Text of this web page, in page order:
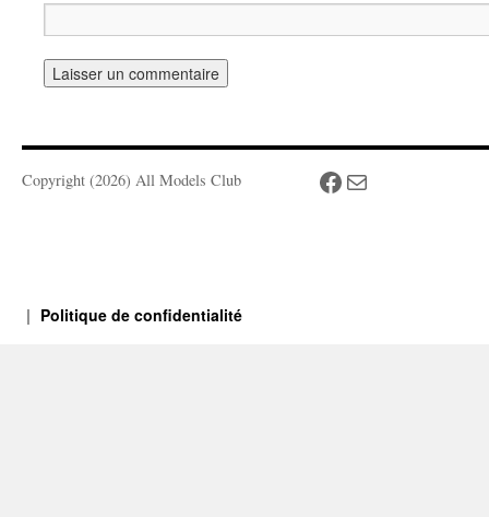
Copyright (2026) All Models Club Facebook
Mail
Politique de confidentialité